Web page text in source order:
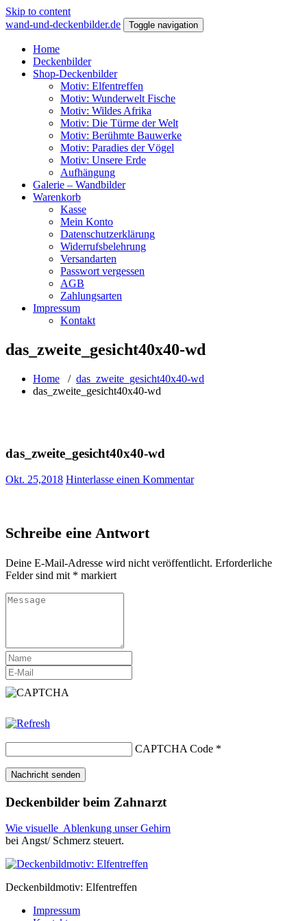
Skip to content
wand-und-deckenbilder.de
Toggle navigation
Home
Deckenbilder
Shop-Deckenbilder
Motiv: Elfentreffen
Motiv: Wunderwelt Fische
Motiv: Wildes Afrika
Motiv: Die Türme der Welt
Motiv: Berühmte Bauwerke
Motiv: Paradies der Vögel
Motiv: Unsere Erde
Aufhängung
Galerie – Wandbilder
Warenkorb
Kasse
Mein Konto
Datenschutzerklärung
Widerrufsbelehrung
Versandarten
Passwort vergessen
AGB
Zahlungsarten
Impressum
Kontakt
das_zweite_gesicht40x40-wd
Home / das_zweite_gesicht40x40-wd
das_zweite_gesicht40x40-wd
das_zweite_gesicht40x40-wd
Okt. 25,2018 Hinterlasse einen Kommentar
Schreibe eine Antwort
Deine E-Mail-Adresse wird nicht veröffentlicht. Erforderliche
Felder sind mit * markiert
CAPTCHA Code *
Deckenbilder beim Zahnarzt
Wie visuelle Ablenkung unser Gehirn
bei Angst/ Schmerz steuert.
Deckenbildmotiv: Elfentreffen
Impressum